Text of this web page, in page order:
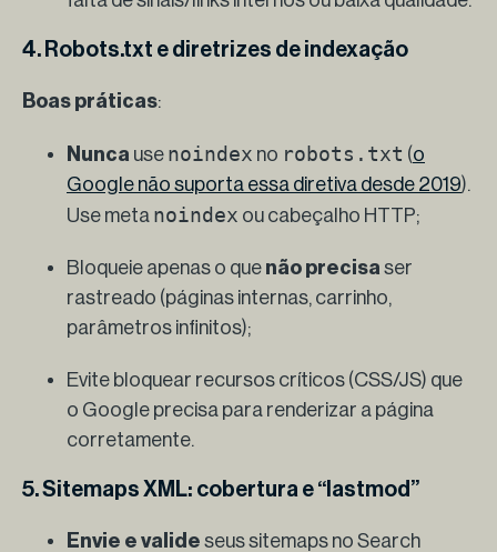
4. Robots.txt e diretrizes de indexação
Boas práticas:
Nunca use noindex no robots.txt (o
Google não suporta essa diretiva desde 2019).
Use meta noindex ou cabeçalho HTTP;
Bloqueie apenas o que não precisa ser
rastreado (páginas internas, carrinho,
parâmetros infinitos);
Evite bloquear recursos críticos (CSS/JS) que
o Google precisa para renderizar a página
corretamente.
5. Sitemaps XML: cobertura e “lastmod”
Envie e valide seus sitemaps no Search